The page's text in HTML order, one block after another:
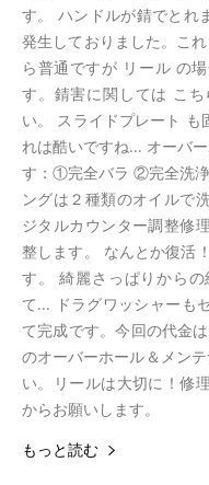
す。 ハンドルが錆でとれ
発生しておりました。こ
ら普通ですが リール の
す。錆害に関しては こ
い。 スライドプレート も
れは酷いですね... オーバ
す：①完全バラ ②完全洗
ングは２種類のオイルで
ジタルカウンター調整修
整します。 なんとか復活
す。 綺麗さっぱりから
て... ドラグワッシャーも
て完成です。今回の代金
のオーバーホール＆メン
い。リールは大切に！修
からお願いします。
もっと読む